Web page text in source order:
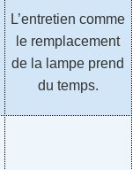
L’entretien comme
le remplacement
de la lampe prend
du temps.